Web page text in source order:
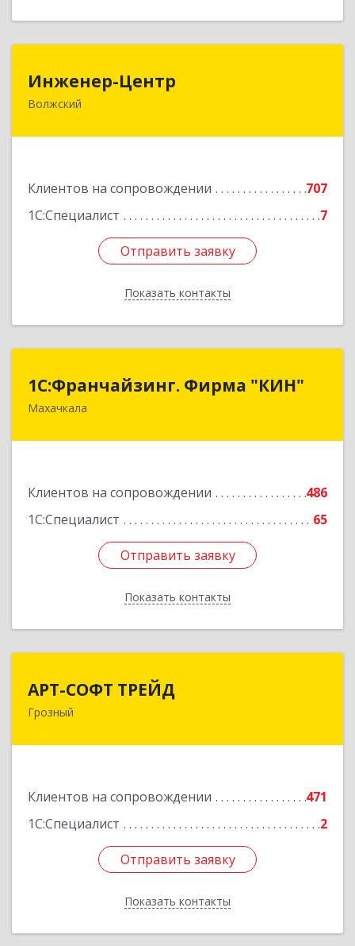
Инженер-Центр
Волжский
Клиентов на сопровождении
707
1С:Специалист
7
Отправить заявку
Показать контакты
404120, Волгоградская обл, Волжский г, им
Отправить заявку
Назад
1С:Франчайзинг. Фирма "КИН"
Махачкала
Клиентов на сопровождении
486
1С:Специалист
65
Отправить заявку
Показать контакты
1С:Франчайзинг. Фирма "КИН"
367030, Дагестан Респ, Махачкала г, И.Казака
Отправить заявку
Назад
АРТ-СОФТ ТРЕЙД
Грозный
Клиентов на сопровождении
471
1С:Специалист
2
Отправить заявку
Показать контакты
364013, Чеченская Респ, Грозный г, Полярников
Отправить заявку
Назад